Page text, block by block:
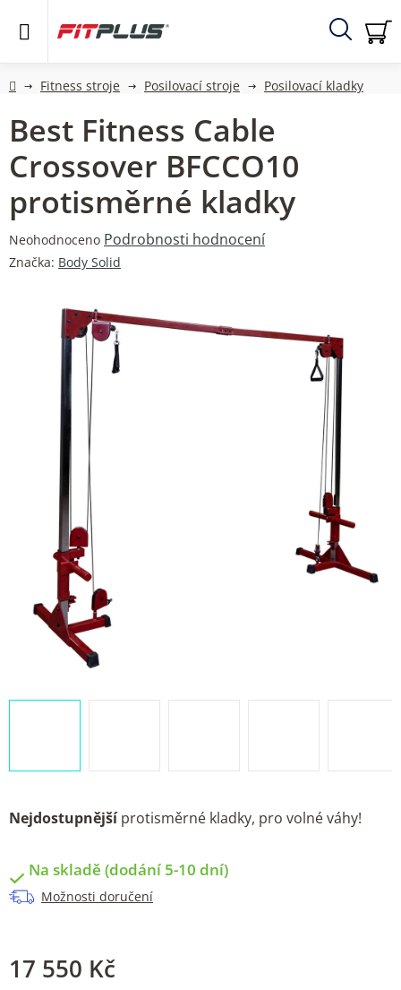
Hledat
DomůFitness stroje Posilovací stroje Posilovací kladky
Nejdostupnějšíprotisměrné kladky, pro volné váhy!
Na skladě (dodání 5-10 dní)
Možnosti doručení
17 550 Kč
Best Fitness Cable
Crossover BFCCO10
protisměrné kladky
Průměrné
hodnocení
hvězdiček.
Neohodnoceno Podrobnosti hodnocení
Značka: Body Solid